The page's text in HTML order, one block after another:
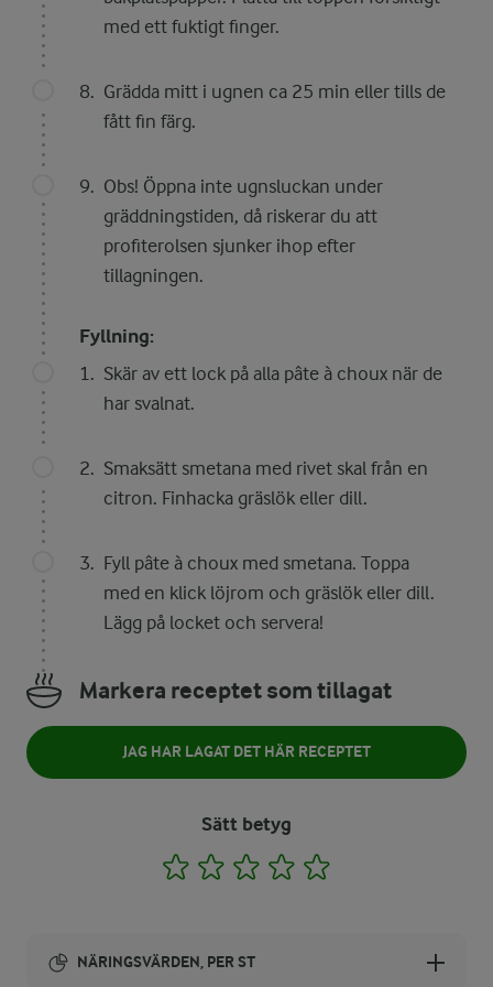
med ett fuktigt finger.
Grädda mitt i ugnen ca 25 min eller tills de
fått fin färg.
Obs! Öppna inte ugnsluckan under
gräddningstiden, då riskerar du att
profiterolsen sjunker ihop efter
tillagningen.
Fyllning:
Skär av ett lock på alla pâte à choux när de
har svalnat.
Smaksätt smetana med rivet skal från en
citron. Finhacka gräslök eller dill.
Fyll pâte à choux med smetana. Toppa
med en klick löjrom och gräslök eller dill.
Lägg på locket och servera!
Markera receptet som tillagat
JAG HAR LAGAT DET HÄR RECEPTET
Sätt betyg
1 2 3 4
NÄRINGSVÄRDEN, PER ST